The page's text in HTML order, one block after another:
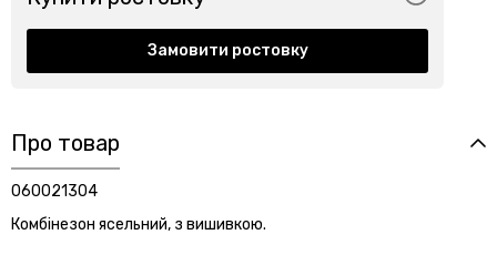
Замовити ростовку
Про товар
060021304
Комбінезон ясельний, з вишивкою.